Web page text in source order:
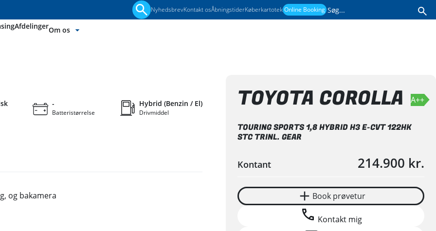
SøgningNyhedsbrevKontakt osÅbningstiderKøberkartotekOnline Booking
AfdelingerOm os
Batteristørrelse
-
Drivmiddel
Hybrid (Benzin / El)
og bakamera
garanti Få automatisk 12 måneders garanti, hver gang du sender bilen til service hos os. Det gælder, når din bil
TOYOTA COROLLA
TOURING SPORTS 1,8 HYBRID H3 E-CVT 122HK
STC TRINL. GEAR
A++
Kontant 214.900 kr.
Book prøvetur
Kontakt mig